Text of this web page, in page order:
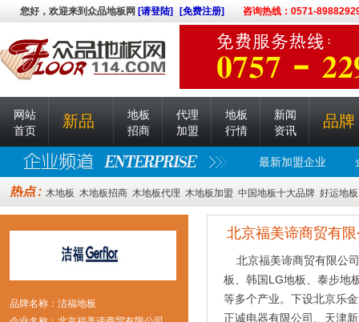
您好，欢迎来到众品地板网 [请登陆] [免费注册] 咨询热线：0571-
网站
首页
新品
地板
招商
代理
加盟
地板
行情
新闻
资讯
品牌
最新加盟企业
木地板 木地板招商 木地板代理 木地板加盟 中国地板十大品牌 好运地板
品牌名称：洁福地板
北京福美谛商贸有
北京福美谛商贸有限公
板、韩国LG地板、泰步地
等多个产业。下设北京乐
正诚电器有限公司、天津